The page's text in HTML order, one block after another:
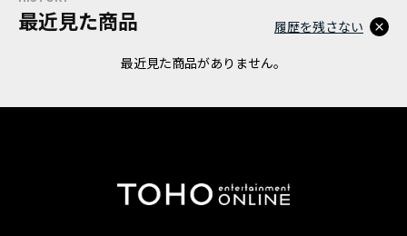
最近見た商品
最近見た商品がありません。
履歴を残さない